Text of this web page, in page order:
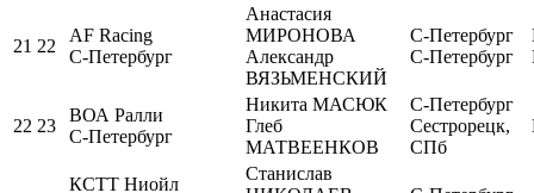
21 22
AF Racing
С-Петербург
Анастасия
МИРОНОВА
Александр
ВЯЗЬМЕНСКИЙ
С-Петербург
С-Петербург
22 23
ВОА Ралли
С-Петербург
Никита МАСЮК
Глеб
МАТВЕЕНКОВ
С-Петербург
Сестрорецк,
СПб
КСТТ Ниойл
Станислав